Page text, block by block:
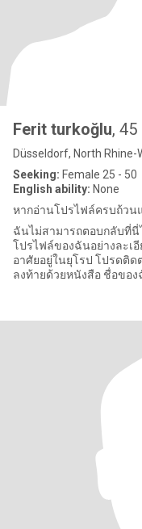
Ferit turkoğlu, 45
Düsseldorf, North
Seeking: Female 25 - 50
English ability: None
หากอ่านโปรไฟล์ครบถ้วน
ฉันไม่สามารถตอบกลับที่
โปรไฟล์ของฉันอย่างละเ
อาศัยอยู่ในยุโรป โปรดติ
ลงท้ายด้วยหนังสือ ชื่อขอ